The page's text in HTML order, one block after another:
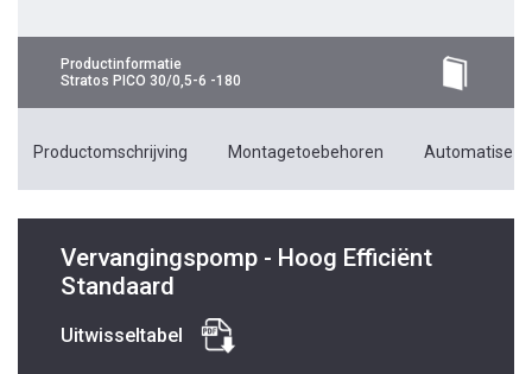
Productinformatie
Stratos PICO 30/0,5-6 -180
Productomschrijving Montagetoebehoren
Vervangingspomp - Hoog Efficiënt
Standaard
Uitwisseltabel